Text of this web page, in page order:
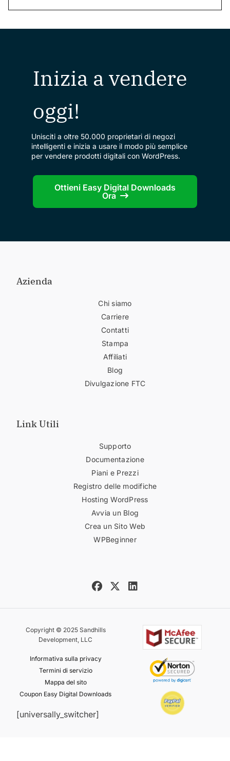
Inizia a vendere
oggi!
Unisciti a oltre 50.000 proprietari di negozi
intelligenti e inizia a usare il modo più semplice
per vendere prodotti digitali con WordPress.
Ottieni Easy Digital Downloads
Ora
Azienda
Chi siamo
Carriere
Contatti
Stampa
Affiliati
Blog
Divulgazione FTC
Link Utili
Supporto
Documentazione
Piani e Prezzi
Registro delle modifiche
Hosting WordPress
Avvia un Blog
Crea un Sito Web
WPBeginner
Copyright © 2025 Sandhills
Development, LLC
Informativa sulla privacy
Termini di servizio
Mappa del sito
Coupon Easy Digital Downloads
[universally_switcher]